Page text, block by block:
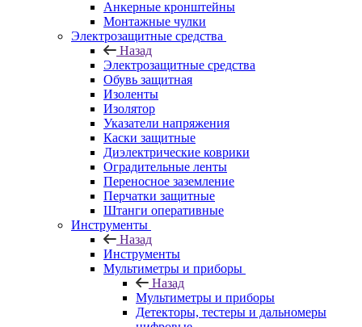
Анкерные кронштейны
Монтажные чулки
Электрозащитные средства
Назад
Электрозащитные средства
Обувь защитная
Изоленты
Изолятор
Указатели напряжения
Каски защитные
Диэлектрические коврики
Оградительные ленты
Переносное заземление
Перчатки защитные
Штанги оперативные
Инструменты
Назад
Инструменты
Мультиметры и приборы
Назад
Мультиметры и приборы
Детекторы, тестеры и дальномеры